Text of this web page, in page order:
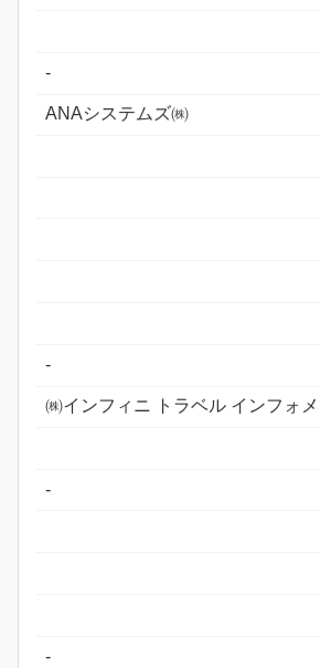
-
ANAシステムズ㈱
-
㈱インフィニ トラベル インフォ
-
-